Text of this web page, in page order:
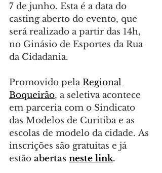
7 de junho. Esta é a data do
casting aberto do evento, que
será realizado a partir das 14h,
no Ginásio de Esportes da Rua
da Cidadania.
Promovido pela Regional
Boqueirão, a seletiva acontece
em parceria com o Sindicato
das Modelos de Curitiba e as
escolas de modelo da cidade. As
inscrições são gratuitas e já
estão abertas neste link.